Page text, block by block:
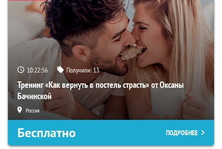
10:22:55 Получили:13
Тренинг «Как вернуть в постель страсть» от Оксаны
Бачинской
Россия
Бесплатно ПОДРОБНЕЕ